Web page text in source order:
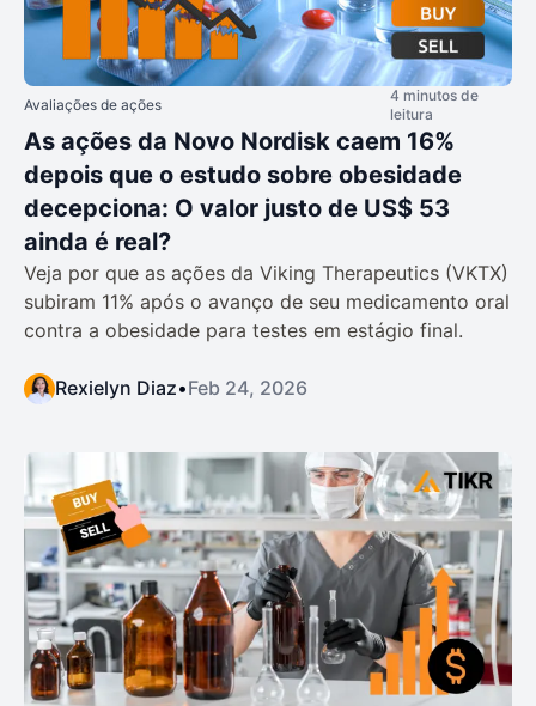
Avaliações de ações
4 minutos de
leitura
As ações da Novo Nordisk caem 16%
depois que o estudo sobre obesidade
decepciona: O valor justo de US$ 53
ainda é real?
Veja por que as ações da Viking Therapeutics (VKTX)
subiram 11% após o avanço de seu medicamento oral
contra a obesidade para testes em estágio final.
Rexielyn Diaz•Feb 24, 2026